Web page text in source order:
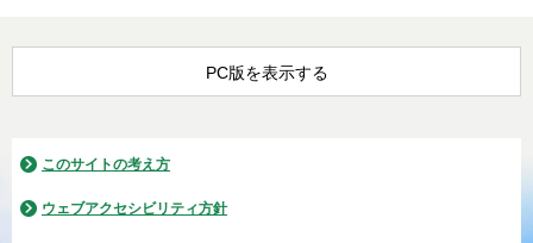
PC版を表示する
このサイトの考え方
ウェブアクセシビリティ方針